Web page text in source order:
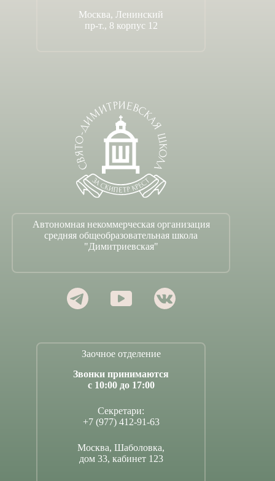
Москва, Ленинский
пр-т., 8 корпус 12
Автономная некоммерческая организация
средняя общеобразовательная школа
"Димитриевская"
Заочное отделение
Звонки принимаются
с 10:00 до 17:00
Секретари:
+7 (977) 412-91-63
Москва, Шаболовка,
дом 33, кабинет 123